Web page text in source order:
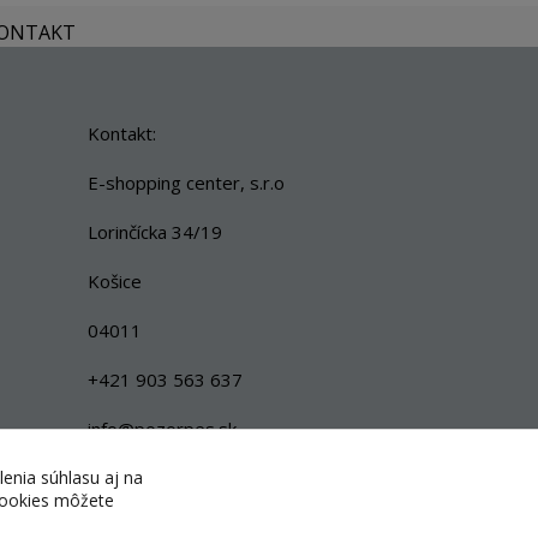
Kontakt:
E-shopping center, s.r.o
Lorinčícka 34/19
Košice
04011
+421 903 563 637
info@pozorpes.sk
súhlasu aj na
môžete